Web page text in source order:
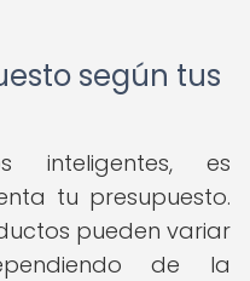
según tus
inteligentes, es
tu presupuesto.
pueden variar
de la